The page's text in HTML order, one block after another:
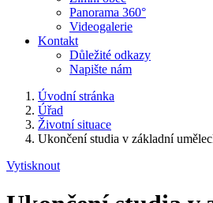
Panorama 360°
Videogalerie
Kontakt
Důležité odkazy
Napište nám
Úvodní stránka
Úřad
Životní situace
Ukončení studia v základní
Vytisknout